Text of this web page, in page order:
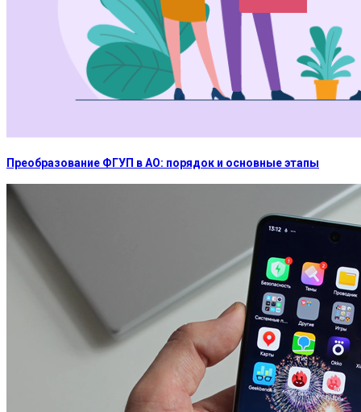
Преобразование ФГУП в АО: порядок и основные этапы